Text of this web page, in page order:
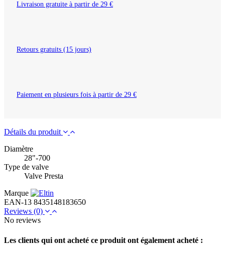
Livraison gratuite à partir de 29 €
Retours gratuits (15 jours)
Paiement en plusieurs fois à partir de 29 €
Détails du produit
Diamètre
28"-700
Type de valve
Valve Presta
Marque
EAN-13 8435148183650
Reviews (0)
No reviews
Les clients qui ont acheté ce produit ont également acheté :